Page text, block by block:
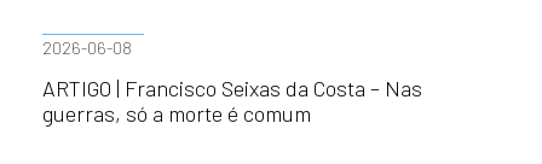
2026-06-08
ARTIGO | Francisco Seixas da Costa – Nas
guerras, só a morte é comum